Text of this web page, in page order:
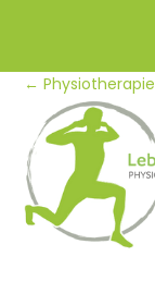
←Physiotherapie